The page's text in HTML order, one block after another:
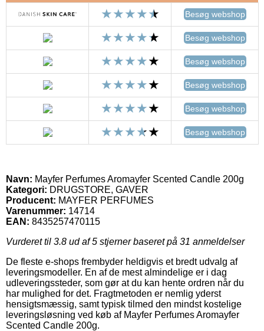
Besøg webshop
Besøg webshop
Besøg webshop
Besøg webshop
Besøg webshop
Besøg webshop
Navn: Mayfer Perfumes Aromayfer Scented Candle 200g
Kategori: DRUGSTORE, GAVER
Producent: MAYFER PERFUMES
Varenummer: 14714
EAN: 8435257470115
Vurderet til 3.8 ud af 5 stjerner baseret på 31 anmeldelser
De fleste e-shops frembyder heldigvis et bredt udvalg af
leveringsmodeller. En af de mest almindelige er i dag
udleveringssteder, som gør at du kan hente ordren når du
har mulighed for det. Fragtmetoden er nemlig yderst
hensigtsmæssig, samt typisk tilmed den mindst kostelige
leveringsløsning ved køb af Mayfer Perfumes Aromayfer
Scented Candle 200g.